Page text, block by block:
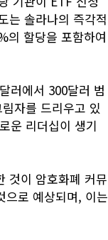
는 솔라나의 즉각적
의 할당을 포함하여
러에서 300달러 범
자를 드리우고 있
운 리더십이 생기
것이 암호화폐 커뮤
으로 예상되며, 이는